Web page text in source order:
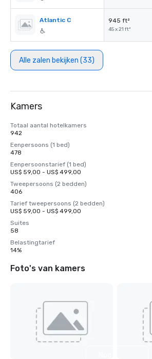
Atlantic C 945 ft²
45 x 21 ft²
Alle zalen bekijken (33)
Kamers
Totaal aantal hotelkamers
942
Eenpersoons (1 bed)
478
Eenpersoonstarief (1 bed)
US$ 59,00 - US$ 499,00
Tweepersoons (2 bedden)
406
Tarief tweepersoons (2 bedden)
US$ 59,00 - US$ 499,00
Suites
58
Belastingtarief
14%
Foto's van kamers